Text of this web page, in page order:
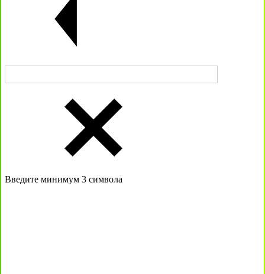
Введите минимум 3 символа